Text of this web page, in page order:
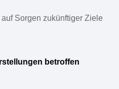
Sorgen zukünftiger Ziele
betroffen